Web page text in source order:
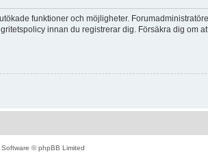
funktioner och möjligheter.
innan du registrerar dig. Försäkra dig om
© phpBB Limited